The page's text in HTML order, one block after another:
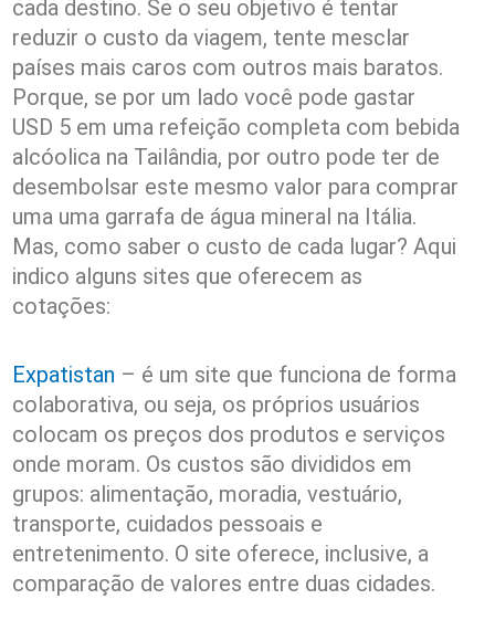
cada destino. Se o seu objetivo é tentar
reduzir o custo da viagem, tente mesclar
países mais caros com outros mais baratos.
Porque, se por um lado você pode gastar
USD 5 em uma refeição completa com bebida
alcóolica na Tailândia, por outro pode ter de
desembolsar este mesmo valor para comprar
uma uma garrafa de água mineral na Itália.
Mas, como saber o custo de cada lugar? Aqui
indico alguns sites que oferecem as
cotações:
Expatistan – é um site que funciona de forma
colaborativa, ou seja, os próprios usuários
colocam os preços dos produtos e serviços
onde moram. Os custos são divididos em
grupos: alimentação, moradia, vestuário,
transporte, cuidados pessoais e
entretenimento. O site oferece, inclusive, a
comparação de valores entre duas cidades.